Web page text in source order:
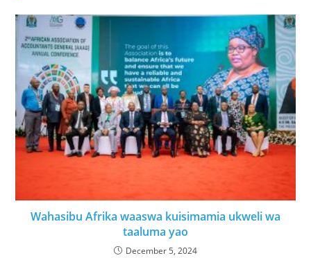
Wahasibu Afrika waaswa kuisimamia ukweli wa
taaluma yao
December 5, 2024